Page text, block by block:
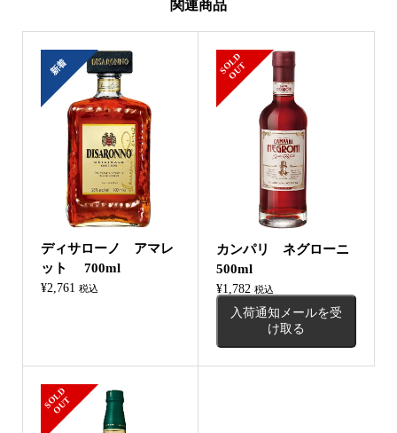
関連商品
新着
ディサローノ アマレ
ット 700ml
¥2,761 税込
S
O
L
D
O
U
T
カンパリ ネグローニ
500ml
¥1,782 税込
入荷通知メールを受
け取る
S
O
L
D
O
U
T